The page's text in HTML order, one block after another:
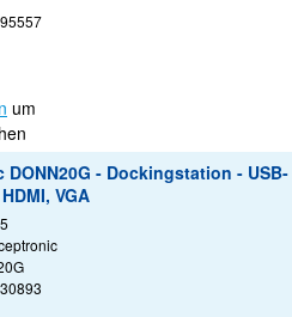
um
- Dockingstation - USB-
VGA